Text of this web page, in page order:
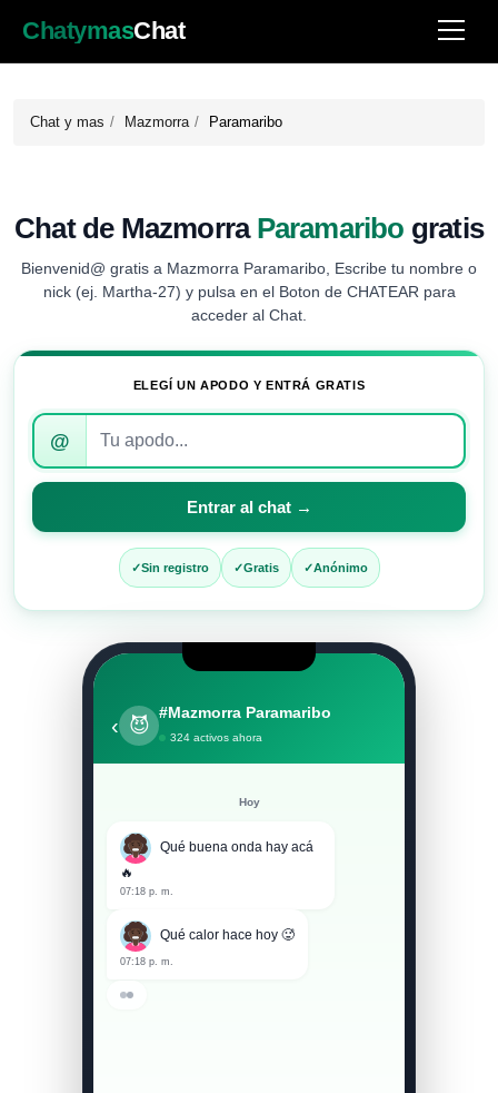
ChatymasChat
Chat y mas Mazmorra Paramaribo
Chat de Mazmorra Paramaribo gratis
Bienvenid@ gratis a Mazmorra Paramaribo, Escribe tu nombre o
nick (ej. Martha-27) y pulsa en el Boton de CHATEAR para
acceder al Chat.
ELEGÍ UN APODO Y ENTRÁ GRATIS
Introduce
apodo
para
entrar
@
Entrar al chat →
Sin registro Gratis Anónimo
‹ 😈
#Mazmorra Paramaribo
324 activos ahora
Hoy
Qué buena onda hay acá
🔥
07:18 p. m.
Qué calor hace hoy 🥵
07:18 p. m.